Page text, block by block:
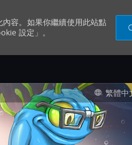
容。如果你繼續使用此站點
設定」。
繁體中